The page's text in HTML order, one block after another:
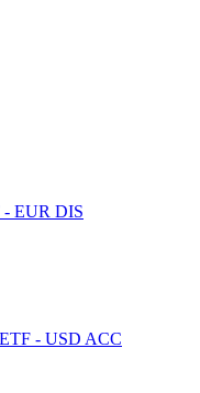
- EUR DIS
- USD ACC